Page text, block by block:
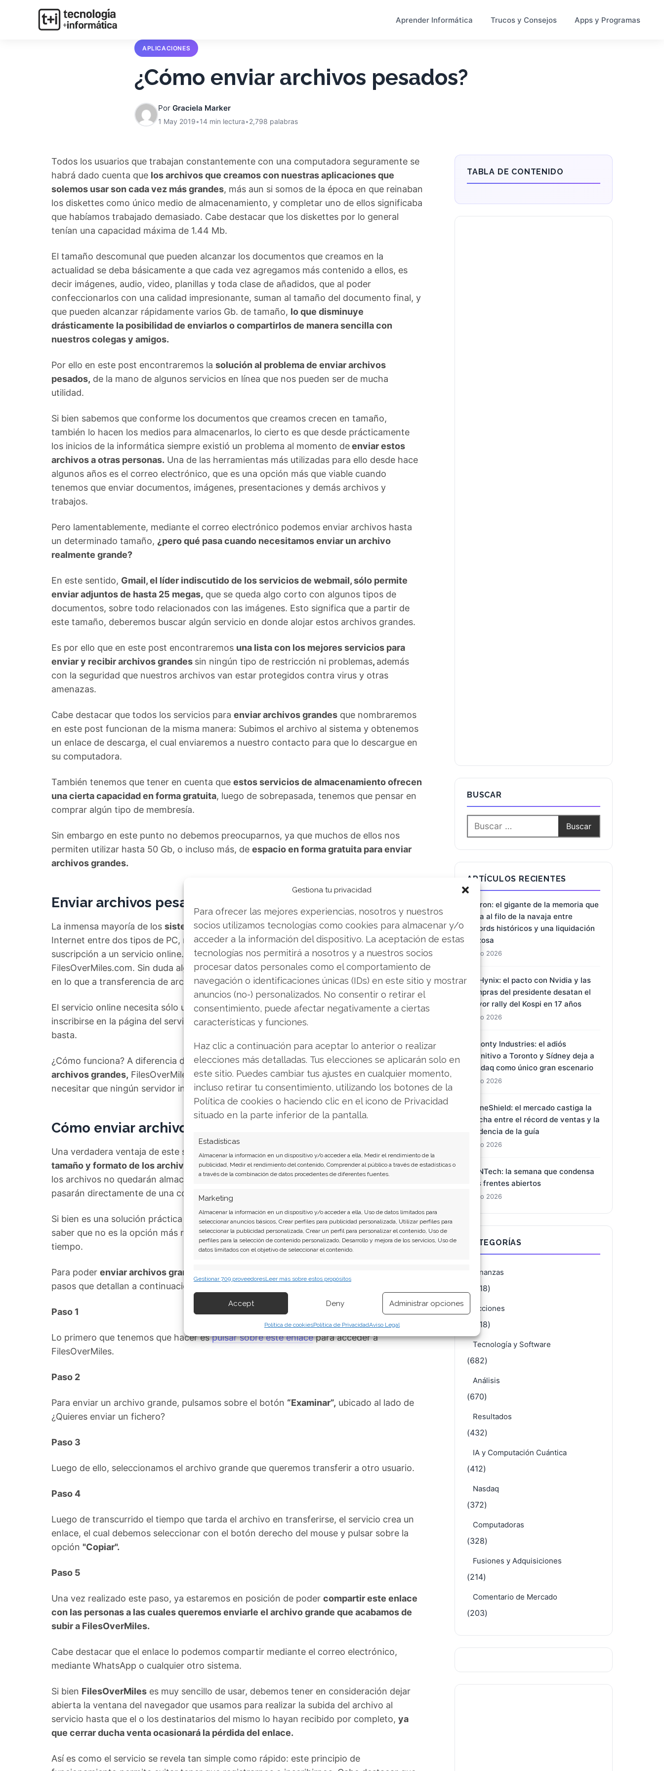
Gestiona tu privacidad
Para ofrecer las mejores experiencias, nosotros y nuestros
socios utilizamos tecnologías como cookies para almacenar y/o
acceder a la información del dispositivo. La aceptación de estas
tecnologías nos permitirá a nosotros y a nuestros socios
procesar datos personales como el comportamiento de
navegación o identificaciones únicas (IDs) en este sitio y mostrar
anuncios (no-) personalizados. No consentir o retirar el
consentimiento, puede afectar negativamente a ciertas
características y funciones.
Haz clic a continuación para aceptar lo anterior o realizar
elecciones más detalladas. Tus elecciones se aplicarán solo en
este sitio. Puedes cambiar tus ajustes en cualquier momento,
incluso retirar tu consentimiento, utilizando los botones de la
Política de cookies o haciendo clic en el icono de Privacidad
situado en la parte inferior de la pantalla.
Estadísticas
Almacenar la información en un dispositivo y/o acceder a ella, Medir el rendimiento de la
publicidad, Medir el rendimiento del contenido, Comprender al público a través de estadísticas o
a través de la combinación de datos procedentes de diferentes fuentes.
Marketing
Almacenar la información en un dispositivo y/o acceder a ella, Uso de datos limitados para
seleccionar anuncios básicos, Crear perfiles para publicidad personalizada, Utilizar perfiles para
seleccionar la publicidad personalizada, Crear un perfil para personalizar el contenido, Uso de
perfiles para la selección de contenido personalizado, Desarrollo y mejora de los servicios, Uso de
datos limitados con el objetivo de seleccionar el contenido.
información transmitida de forma automática.
Garantizar la seguridad, evitar y detectar fraudes, y eliminar
fallos, Ofrecer y presentar publicidad y contenido, Guardar y
Siempre activo
Gestionar 709 proveedoresLeer más sobre estos propósitos
Accept Deny Administrar opciones
Política de cookiesPolítica de PrivacidadAviso Legal
Aprender Informática Trucos y Consejos Apps y Programas
APLICACIONES
¿Cómo enviar archivos pesados?
Por Graciela Marker
1 May 2019•14 min lectura•2,798 palabras
Todos los usuarios que trabajan constantemente con una computadora seguramente se
habrá dado cuenta que los archivos que creamos con nuestras aplicaciones que
solemos usar son cada vez más grandes, más aun si somos de la época en que reinaban
los diskettes como único medio de almacenamiento, y completar uno de ellos significaba
que habíamos trabajado demasiado. Cabe destacar que los diskettes por lo general
tenían una capacidad máxima de 1.44 Mb.
El tamaño descomunal que pueden alcanzar los documentos que creamos en la
actualidad se deba básicamente a que cada vez agregamos más contenido a ellos, es
decir imágenes, audio, video, planillas y toda clase de añadidos, que al poder
confeccionarlos con una calidad impresionante, suman al tamaño del documento final, y
que pueden alcanzar rápidamente varios Gb. de tamaño, lo que disminuye
drásticamente la posibilidad de enviarlos o compartirlos de manera sencilla con
nuestros colegas y amigos.
Por ello en este post encontraremos la solución al problema de enviar archivos
pesados, de la mano de algunos servicios en línea que nos pueden ser de mucha
utilidad.
Si bien sabemos que conforme los documentos que creamos crecen en tamaño,
también lo hacen los medios para almacenarlos, lo cierto es que desde prácticamente
los inicios de la informática siempre existió un problema al momento deenviar estos
archivos a otras personas. Una de las herramientas más utilizadas para ello desde hace
algunos años es el correo electrónico, que es una opción más que viable cuando
tenemos que enviar documentos, imágenes, presentaciones y demás archivos y
trabajos.
Pero lamentablemente, mediante el correo electrónico podemos enviar archivos hasta
un determinado tamaño, ¿pero qué pasa cuando necesitamos enviar un archivo
realmente grande?
En este sentido, Gmail, el líder indiscutido de los servicios de webmail, sólo permite
enviar adjuntos de hasta 25 megas, que se queda algo corto con algunos tipos de
documentos, sobre todo relacionados con las imágenes. Esto significa que a partir de
este tamaño, deberemos buscar algún servicio en donde alojar estos archivos grandes.
Es por ello que en este post encontraremos una lista con los mejores servicios para
enviar y recibir archivos grandes sin ningún tipo de restricción ni problemas, además
con la seguridad que nuestros archivos van estar protegidos contra virus y otras
amenazas.
Cabe destacar que todos los servicios para enviar archivos grandes que nombraremos
en este post funcionan de la misma manera: Subimos el archivo al sistema y obtenemos
un enlace de descarga, el cual enviaremos a nuestro contacto para que lo descargue en
su computadora.
También tenemos que tener en cuenta que estos servicios de almacenamiento ofrecen
una cierta capacidad en forma gratuita, luego de sobrepasada, tenemos que pensar en
comprar algún tipo de membresía.
Sin embargo en este punto no debemos preocuparnos, ya que muchos de ellos nos
permiten utilizar hasta 50 Gb, o incluso más, de espacio en forma gratuita para enviar
archivos grandes.
Enviar archivos pesados con FilesOverMiles
La inmensa mayoría de los sistemas de transferencias de archivos grandesa través de
Internet entre dos tipos de PC, necesitan la instalación de un software P2P o la
suscripción a un servicio online. Nada de esto es necesario para poder utilizar
FilesOverMiles.com. Sin duda alguna, es una de las soluciones más sencillas y eficientes
en lo que a transferencia de archivos grandes se refiere.
El servicio online necesita sólo un navegador Web dotado con Flash. Y no es necesario
inscribirse en la página del servicio para poder aprovechar este recurso. Con dos clics
basta.
¿Cómo funciona? A diferencia de otrosservicios diseñados con el propósito de enviar
archivos grandes, FilesOverMiles ofrece la posibilidad de realizar la tarea sin ningún
necesitar que ningún servidor interfiera en el proceso.
Cómo enviar archivos con FilesOverMiles
Una verdadera ventaja de este servicio es que
no existe ningún tipo de límite en el
tamaño y formato de los archivos a transferir,y el usuario tiene la tranquilidad de que
los archivos no quedarán almacenados en ningún servidor o emplazamiento, sino que
pasarán directamente de una computadora a otra, ésa es la función de FilesOverMiles.
Si bien es una solución práctica y de extrema sencillez, como potencial usuario debes
saber que no es la opción más rápida de todas: la transferencia puede demorar cierto
tiempo.
Para poder enviar archivos grandes mediante FilesOverMiles,
pasos que detallan a continuación:
Paso 1
Lo primero que tenemos que hacer espulsar sobre este enlacepara acceder a
FilesOverMiles.
Paso 2
Para enviar un archivo grande, pulsamos sobre el botón “Examinar”, ubicado al lado de
¿Quieres enviar un fichero?
Paso 3
Luego de ello, seleccionamos el archivo grande que queremos transferir a otro usuario.
Paso 4
Luego de transcurrido el tiempo que tarda el archivo en transferirse, el servicio crea un
enlace, el cual debemos seleccionar con el botón derecho del mouse y pulsar sobre la
opción "Copiar".
Paso 5
Una vez realizado este paso, ya estaremos en posición de poder compartir este enlace
con las personas a las cuales queremos enviarle el archivo grande que acabamos de
subir a FilesOverMiles.
Cabe destacar que el enlace lo podemos compartir mediante el correo electrónico,
mediante WhatsApp o cualquier otro sistema.
Si bien FilesOverMiles es muy sencillo de usar, debemos tener en consideración dejar
abierta la ventana del navegador que usamos para realizar la subida del archivo al
servicio hasta que el o los destinatarios del mismo lo hayan recibido por completo, ya
que cerrar ducha venta ocasionará la pérdida del enlace.
Así es como el servicio se revela tan simple como rápido: este principio de
TABLA DE CONTENIDO
BUSCAR
ARTÍCULOS RECIENTES
Micron: el gigante de la memoria que
baila al filo de la navaja entre
récords históricos y una liquidación
forzosa
1 Ago 2026
SK Hynix: el pacto con Nvidia y las
compras del presidente desatan el
mayor rally del Kospi en 17 años
1 Ago 2026
Almonty Industries: el adiós
definitivo a Toronto y Sídney deja a
Nasdaq como único gran escenario
1 Ago 2026
DroneShield: el mercado castiga la
brecha entre el récord de ventas y la
prudencia de la guía
1 Ago 2026
BioNTech: la semana que condensa
tres frentes abiertos
1 Ago 2026
CATEGORÍAS
Finanzas
(4.118)
Acciones
(4.118)
Tecnología y Software
(682)
Análisis
(670)
Resultados
(432)
IA y Computación Cuántica
(412)
Nasdaq
(372)
Computadoras
(328)
Fusiones y Adquisiciones
(214)
Comentario de Mercado
(203)